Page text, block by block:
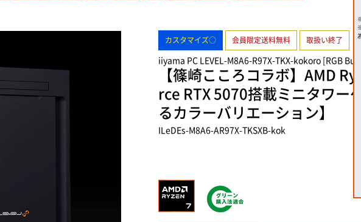
カスタマイズ○ 会員限定送料無料 取扱い終了
iiyama PC LEVEL-M8A6-R97X-TKX-kokoro [RGB
【篠崎こころコラボ】AMD
rce RTX 5070搭載ミニタワー
るカラーバリエーション】
ILeDEs-M8A6-AR97X-TKSXB-kok